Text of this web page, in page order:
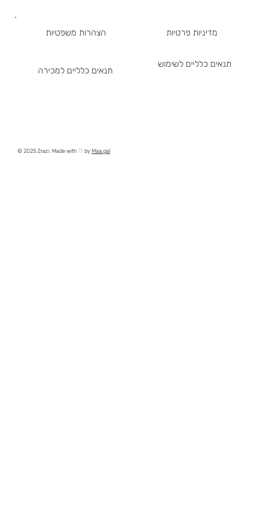
מדיניות פרטיות
תנאים כלליים למכירה
תנאים כלליים לשימוש
הצהרות משפטיות
© 2025 Zrazi. Made with ♡ byMaa.gal